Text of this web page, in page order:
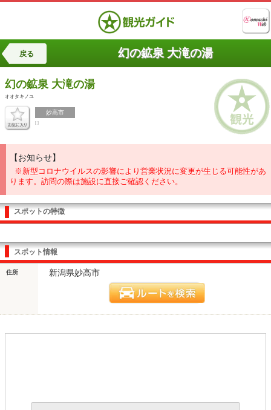
戻る 幻の鉱泉 大滝の湯
幻の鉱泉 大滝の湯
オオタキノユ
妙高市
[ ]
【お知らせ】
※新型コロナウイルスの影響により営業状況に変更が生じる可能性があ
ります。訪問の際は施設に直接ご確認ください。
スポットの特徴
スポット情報
住所 新潟県妙高市